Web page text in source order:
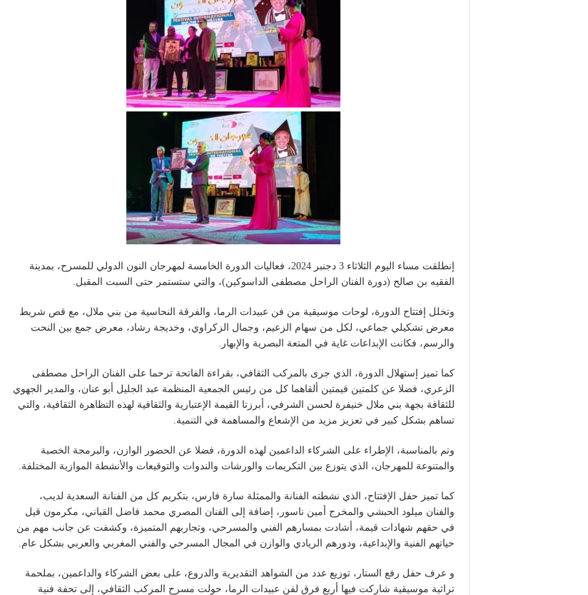
إنطلقت مساء اليوم الثلاثاء 3 دجنبر 2024، فعاليات الدورة الخامسة لمهرجان النون الدولي للمسرح، بمدينة
الفقيه بن صالح (دورة الفنان الراحل مصطفى الداسوكين)، والتي ستستمر حتى السبت المقبل.
وتخلل إفتتاح الدورة، لوحات موسيقية من فن عبيدات الرما، والفرقة النحاسية من بني ملال، مع قص شريط
معرض تشكيلي جماعي، لكل من سهام الزعيم، وجمال الزكراوي، وخديجة رشاد، معرض جمع بين النحت
والرسم، فكانت الإبداعات غاية في المتعة البصرية والإبهار.
كما تميز إستهلال الدورة، الذي جرى بالمركب الثقافي، بقراءة الفاتحة ترحما على الفنان الراحل مصطفى
الزعري، فضلا عن كلمتين قيمتين ألقاهما كل من رئيس الجمعية المنظمة عبد الجليل أبو عنان، والمدير الجهوي
للثقافة بجهة بني ملال خنيفرة لحسن الشرفي، أبرزتا القيمة الإعتبارية والثقافية لهذه التظاهرة الثقافية، والتي
تساهم بشكل كبير في تعزيز مزيد من الإشعاع والمساهمة في التنمية.
وتم بالمناسبة، الإطراء على الشركاء الداعمين لهذه الدورة، فضلا عن الحضور الوازن، والبرمجة الخصبة
والمتنوعة للمهرجان، الذي يتوزع بين التكريمات والورشات والندوات والتوقيعات والأنشطة الموازية المختلفة.
كما تميز حفل الإفتتاح، الذي نشطته الفنانة والممثلة سارة فارس، بتكريم كل من الفنانة السعدية لديب،
والفنان ميلود الحبشي والمخرج أمين ناسور، إضافة إلى الفنان المصري محمد فاضل القباني، مكرمون قيل
في حقهم شهادات قيمة، أشادت بمسارهم الفني والمسرحي، وتجاربهم المتميزة، وكشفت عن جانب مهم من
حياتهم الفنية والإبداعية، ودورهم الريادي والوازن في المجال المسرحي والفني المغربي والعربي بشكل عام.
و عرف حفل رفع الستار، توزيع عدد من الشواهد التقديرية والدروع، على بعض الشركاء والداعمين، بملحمة
تراثية موسيقية شاركت فيها أربع فرق لفن عبيدات الرما، حولت مسرح المركب الثقافي، إلى تحفة فنية